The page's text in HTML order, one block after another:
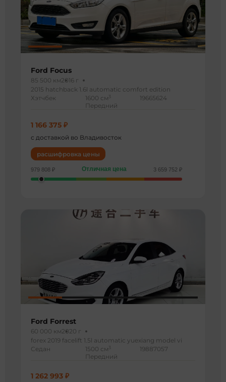
Ford Focus
85 500 км2016 г
2015 hatchback 1.6l automatic comfort edition
Хэтчбек
1600 см 3
Передний
19665624
1 166 375 ₽
с доставкой во Владивосток
расшифровка цены
979 808 ₽ Отличная цена 3 659 752 ₽
Ford Forrest
60 000 км2020 г
forex 2019 facelift 1.5l automatic yuexiang model vi
Седан
1500 см 3
Передний
19887057
1 262 993 ₽